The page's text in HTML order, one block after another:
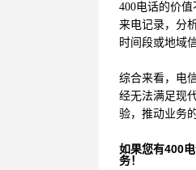
400电话的价
来电记录，分
时间段或地域
综合来看，电
经无法满足现
验，推动业务
如果您有400
务！